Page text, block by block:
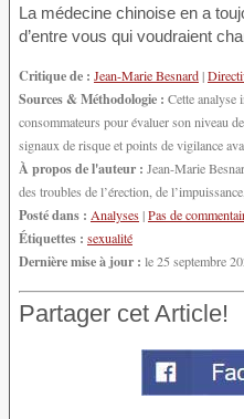
La médecine chinoise en a
d’entre vous qui voudraient
Critique de : Jean-Marie Besnard|
Sources & Méthodologie : Cette analyse
consommateurs pour évaluer son niveau
signaux de risque et points de vigilance
À propos de l'auteur : Jean-Marie
des troubles de l’érection, de
Posté dans : Analyses|Pas de
Étiquettes : sexualité
Dernière mise à jour : le 25 septembre
Partager cet Article!